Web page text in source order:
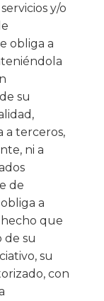
y/o
obliga a
su
a terceros,
ni a
de
a
que
de su
su
con